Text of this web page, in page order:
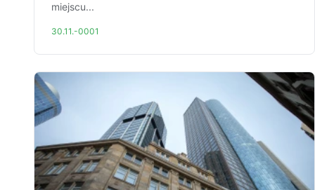
miejscu...
30.11.-0001